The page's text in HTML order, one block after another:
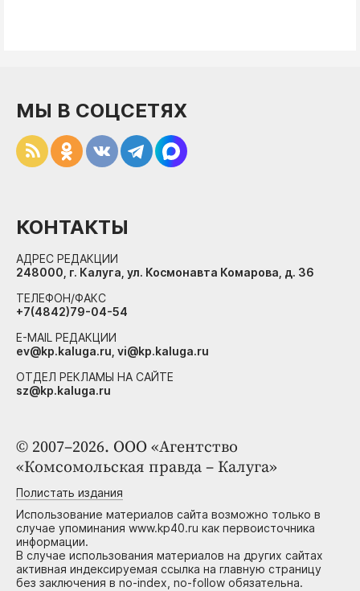
© 2007–2026. ООО «Агентство
«Комсомольская правда – Калуга»
Полистать издания
Использование материалов сайта возможно только в
случае упоминания www.kp40.ru как первоисточника
информации.
В случае использования материалов на других сайтах
активная индексируемая ссылка на главную страницу
без заключения в no-index, no-follow обязательна.
МЫ В СОЦСЕТЯХ
КОНТАКТЫ
АДРЕС РЕДАКЦИИ
248000, г. Калуга, ул. Космонавта Комарова, д. 36
ТЕЛЕФОН/ФАКС
+7(4842)79-04-54
E-MAIL РЕДАКЦИИ
ev@kp.kaluga.ru, vi@kp.kaluga.ru
ОТДЕЛ РЕКЛАМЫ НА САЙТЕ
sz@kp.kaluga.ru